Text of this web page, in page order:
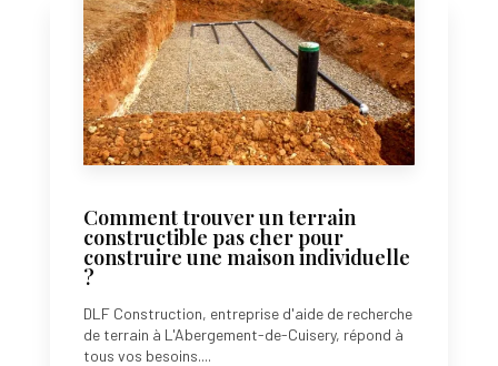
Comment trouver un terrain
constructible pas cher pour
construire une maison individuelle
?
DLF Construction, entreprise d'aide de recherche
de terrain à L'Abergement-de-Cuisery, répond à
tous vos besoins....